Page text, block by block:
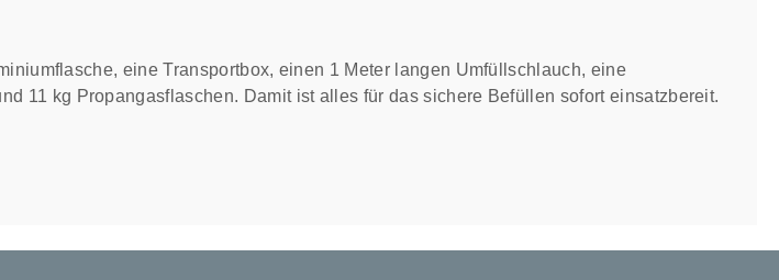
eine Transportbox, einen 1 Meter langen Umfüllschlauch, eine
11 kg Propangasflaschen. Damit ist alles für das sichere Befüllen sofort einsatzbereit.